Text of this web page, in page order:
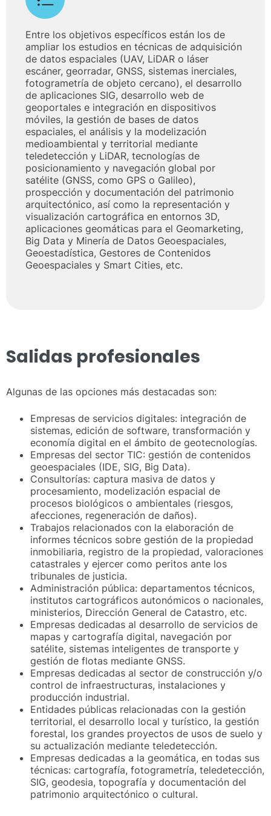
Entre los objetivos específicos están los de
ampliar los estudios en técnicas de adquisición
de datos espaciales (UAV, LiDAR o láser
escáner, georradar, GNSS, sistemas inerciales,
fotogrametría de objeto cercano), el desarrollo
de aplicaciones SIG, desarrollo web de
geoportales e integración en dispositivos
móviles, la gestión de bases de datos
espaciales, el análisis y la modelización
medioambiental y territorial mediante
teledetección y LiDAR, tecnologías de
posicionamiento y navegación global por
satélite (GNSS, como GPS o Galileo),
prospección y documentación del patrimonio
arquitectónico, así como la representación y
visualización cartográfica en entornos 3D,
aplicaciones geomáticas para el Geomarketing,
Big Data y Minería de Datos Geoespaciales,
Geoestadística, Gestores de Contenidos
Geoespaciales y Smart Cities, etc.
Salidas profesionales
Algunas de las opciones más destacadas son:
Empresas de servicios digitales: integración de
sistemas, edición de software, transformación y
economía digital en el ámbito de geotecnologías.
Empresas del sector TIC: gestión de contenidos
geoespaciales (IDE, SIG, Big Data).
Consultorías: captura masiva de datos y
procesamiento, modelización espacial de
procesos biológicos o ambientales (riesgos,
afecciones, regeneración de daños).
Trabajos relacionados con la elaboración de
informes técnicos sobre gestión de la propiedad
inmobiliaria, registro de la propiedad, valoraciones
catastrales y ejercer como peritos ante los
tribunales de justicia.
Administración pública: departamentos técnicos,
institutos cartográficos autonómicos o nacionales,
ministerios, Dirección General de Catastro, etc.
Empresas dedicadas al desarrollo de servicios de
mapas y cartografía digital, navegación por
satélite, sistemas inteligentes de transporte y
gestión de flotas mediante GNSS.
Empresas dedicadas al sector de construcción y/o
control de infraestructuras, instalaciones y
producción industrial.
Entidades públicas relacionadas con la gestión
territorial, el desarrollo local y turístico, la gestión
forestal, los grandes proyectos de usos de suelo y
su actualización mediante teledetección.
Empresas dedicadas a la geomática, en todas sus
técnicas: cartografía, fotogrametría, teledetección,
SIG, geodesia, topografía y documentación del
patrimonio arquitectónico o cultural.